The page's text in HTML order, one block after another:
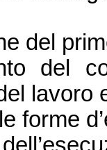
del
del
lavoro
forme